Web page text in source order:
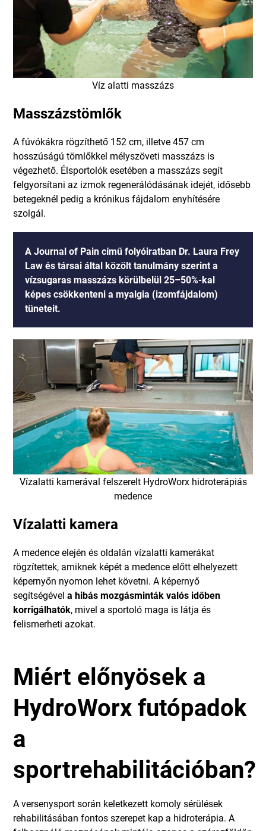
Víz alatti masszázs
Masszázstömlők
A fúvókákra rögzíthető 152 cm, illetve 457 cm
hosszúságú tömlőkkel mélyszöveti masszázs is
végezhető. Élsportolók esetében a masszázs segít
felgyorsítani az izmok regenerálódásának idejét, idősebb
betegeknél pedig a krónikus fájdalom enyhítésére
szolgál.
A Journal of Pain című folyóiratban Dr. Laura Frey
Law és társai által közölt tanulmány szerint a
vízsugaras masszázs körülbelül 25–50%-kal
képes csökkenteni a myalgia (izomfájdalom)
tüneteit.
Vízalatti kamerával felszerelt HydroWorx hidroterápiás
medence
Vízalatti kamera
A medence elején és oldalán vízalatti kamerákat
rögzítettek, amiknek képét a medence előtt elhelyezett
képernyőn nyomon lehet követni. A képernyő
segítségévela hibás mozgásminták valós időben
korrigálhatók, mivel a sportoló maga is látja és
felismerheti azokat.
Miért előnyösek a
HydroWorx futópadok
a
sportrehabilitációban?
A versenysport során keletkezett komoly sérülések
rehabilitásában fontos szerepet kap a hidroterápia. A